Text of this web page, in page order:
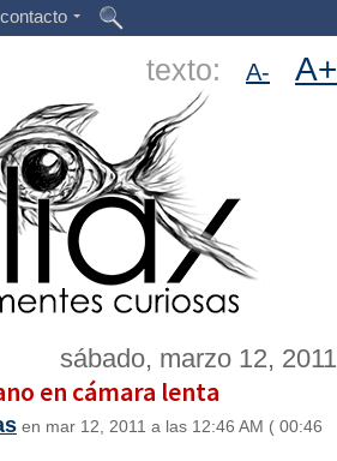
contacto
texto: A- A+
sábado, marzo 12, 2011
en cámara lenta
en mar 12, 2011 a las 12:46 AM ( 00:46